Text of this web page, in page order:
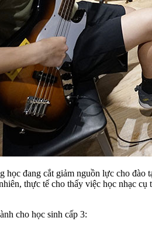
học đang cắt giảm nguồn lực cho đào
thực tế cho thấy việc học nhạc cụ
cho học sinh cấp 3: